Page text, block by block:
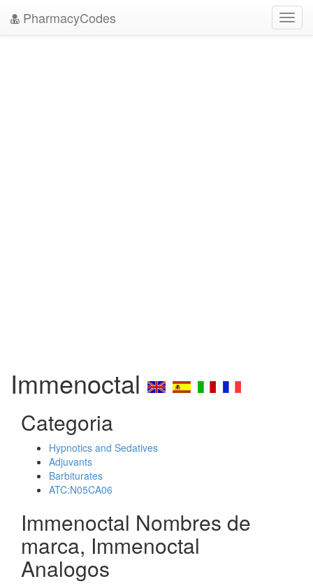
PharmacyCodes
Immenoctal
Categoria
Hypnotics and Sedatives
Adjuvants
Barbiturates
ATC:N05CA06
Immenoctal Nombres de
marca, Immenoctal
Analogos